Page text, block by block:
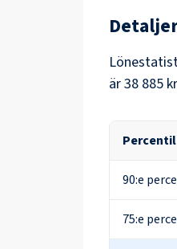
är38 885 kr
Percentil
90:e
75:e